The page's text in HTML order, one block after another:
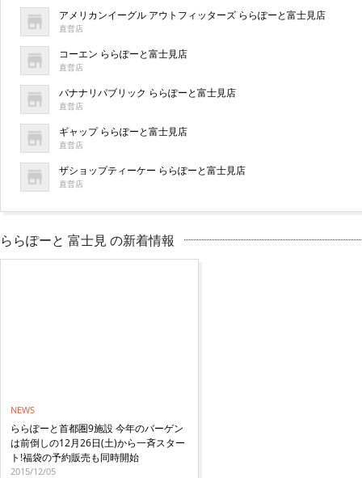
アメリカンイーグル アウトフィッターズ ららぽーと富士見店
直営店
コーエン ららぽーと富士見店
直営店
バナナリパブリック ららぽーと富士見店
直営店
ギャップ ららぽーと富士見店
直営店
ザショップティーケー ららぽーと富士見店
直営店
ららぽーと 富士見 の新着情報
NEWS
ららぽーと首都圏9施設 今年のバーゲン
は前倒しの12月26日(土)から一斉スター
ト!福袋の予約販売も同時開始
2015/12/05